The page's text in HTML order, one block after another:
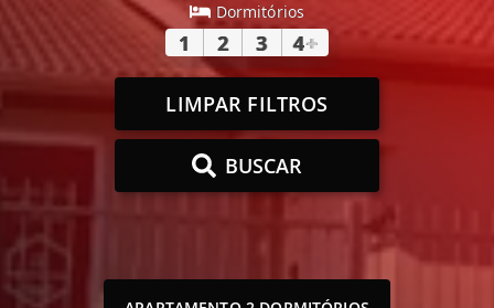
Dormitórios
1 2 3 4+
LIMPAR FILTROS
BUSCAR